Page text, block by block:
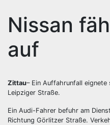
Nissan
auf
Zittau– Ein Auffahrunfall
Leipziger Straße.
Ein Audi-Fahrer befuhr am
Richtung Görlitzer Straße.